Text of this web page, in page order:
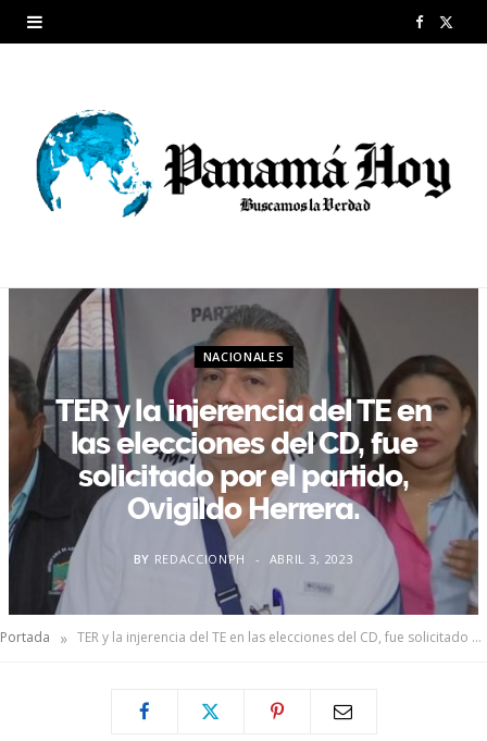
F
b
r
NACIONALES
TER y la injerencia del TE en
las elecciones del CD, fue
solicitado por el partido,
Ovigildo Herrera.
BY REDACCIONPH ABRIL 3, 2023
Portada » TER y la injerencia del TE en las elecciones del CD, fue solicitado por el partido, Ovigildo Herrera.